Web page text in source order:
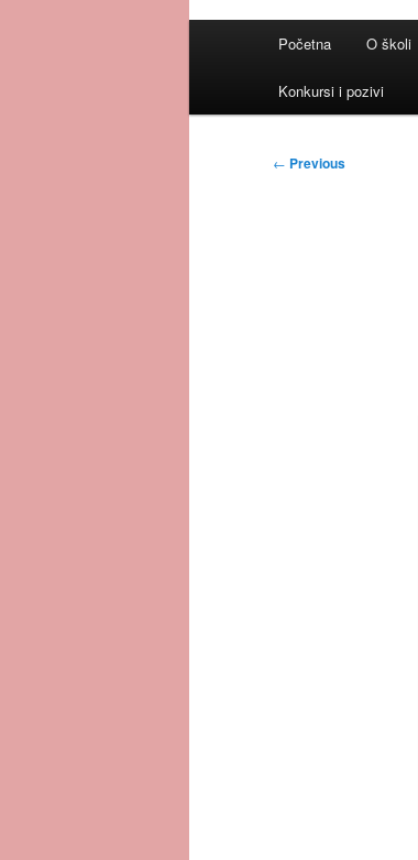
Početna O školi
Konkursi i pozivi
Post
← Previous